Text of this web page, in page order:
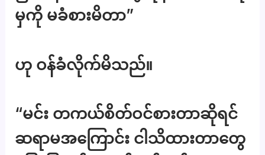
မှကို မခံစားမိတာ”
ဟု ဝန်ခံလိုက်မိသည်။
“မင်း တကယ်စိတ်ဝင်စားတာဆိုရင်
ဆရာမအကြောင်း ငါသိထားတာတွေ